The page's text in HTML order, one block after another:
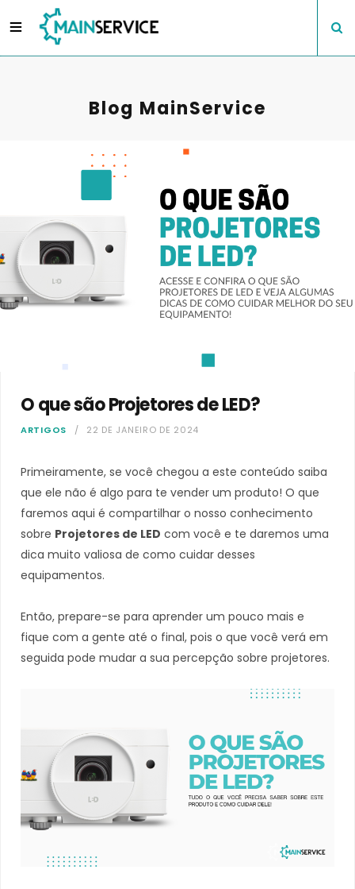
Blog MainService
O que são Projetores de LED?
ARTIGOS 22 DE JANEIRO DE 2024
Primeiramente, se você chegou a este conteúdo saiba
que ele não é algo para te vender um produto! O que
faremos aqui é compartilhar o nosso conhecimento
sobre Projetores de LED com você e te daremos uma
dica muito valiosa de como cuidar desses
equipamentos.
Então, prepare-se para aprender um pouco mais e
fique com a gente até o final, pois o que você verá em
seguida pode mudar a sua percepção sobre projetores.